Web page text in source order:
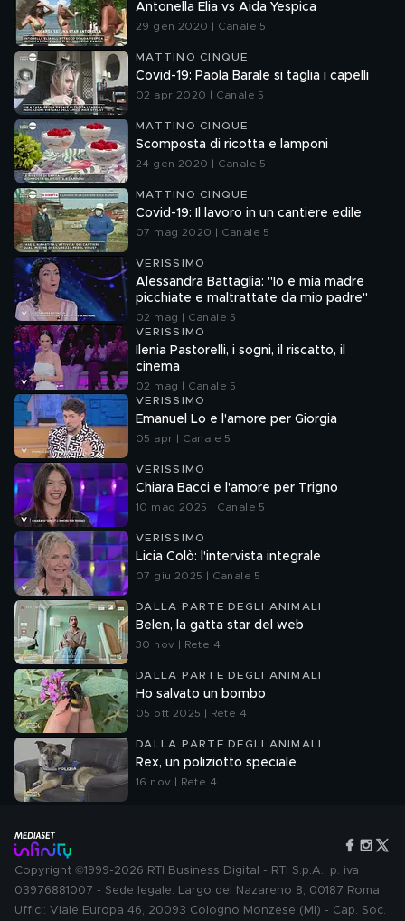
Antonella Elia vs Aida Yespica
29 gen 2020 | Canale 5
MATTINO CINQUE
Covid-19: Paola Barale si taglia i capelli
02 apr 2020 | Canale 5
MATTINO CINQUE
Scomposta di ricotta e lamponi
24 gen 2020 | Canale 5
MATTINO CINQUE
Covid-19: Il lavoro in un cantiere edile
07 mag 2020 | Canale 5
VERISSIMO
Alessandra Battaglia: "Io e mia madre
picchiate e maltrattate da mio padre"
02 mag | Canale 5
VERISSIMO
Ilenia Pastorelli, i sogni, il riscatto, il
cinema
02 mag | Canale 5
VERISSIMO
Emanuel Lo e l'amore per Giorgia
05 apr | Canale 5
VERISSIMO
Chiara Bacci e l'amore per Trigno
10 mag 2025 | Canale 5
VERISSIMO
Licia Colò: l'intervista integrale
07 giu 2025 | Canale 5
DALLA PARTE DEGLI ANIMALI
Belen, la gatta star del web
30 nov | Rete 4
DALLA PARTE DEGLI ANIMALI
Ho salvato un bombo
05 ott 2025 | Rete 4
DALLA PARTE DEGLI ANIMALI
Rex, un poliziotto speciale
16 nov | Rete 4
Copyright ©1999-2026 RTI Business Digital - RTI S.p.A.: p. iva
03976881007 - Sede legale: Largo del Nazareno 8, 00187 Roma.
Uffici: Viale Europa 46, 20093 Cologno Monzese (MI) - Cap. Soc.